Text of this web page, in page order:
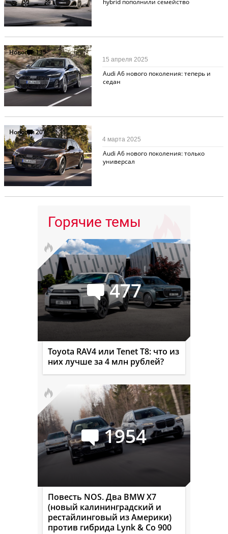
hybrid пополнили семейство
Новости135
Audi A6 нового поколения: теперь и
седан
15 апреля 2025
Новости207
Audi A6 нового поколения: только
универсал
4 марта 2025
Горячие темы
477
Toyota RAV4 или Tenet T8: что из
них лучше за 4 млн рублей?
1954
Повесть NOS. Два BMW X7
(новый калининградский и
рестайлинговый из Америки)
против гибрида Lynk & Co 900